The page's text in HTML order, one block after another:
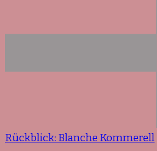
Rückblick: Blanche Kommerell